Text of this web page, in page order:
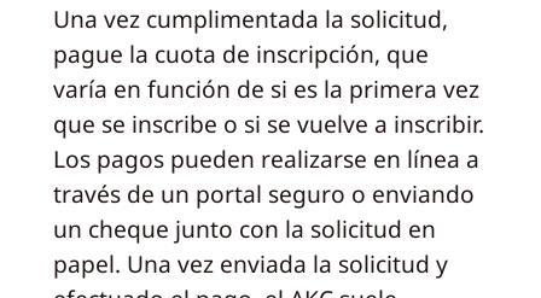
Una vez cumplimentada la solicitud,
pague la cuota de inscripción, que
varía en función de si es la primera vez
que se inscribe o si se vuelve a inscribir.
Los pagos pueden realizarse en línea a
través de un portal seguro o enviando
un cheque junto con la solicitud en
papel. Una vez enviada la solicitud y